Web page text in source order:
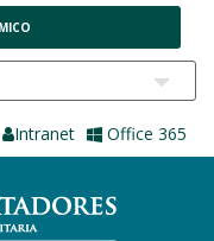
Intranet Office 365